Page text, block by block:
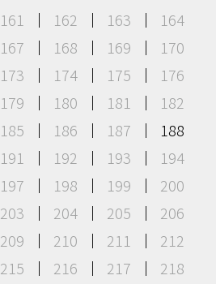
161 162 163
164
167 168 169
170
173 174 175
176
179 180 181
182
185 186 187
188
191 192 193
194
197 198 199
200
203 204 205
206
209 210 211
212
215 216 217
218